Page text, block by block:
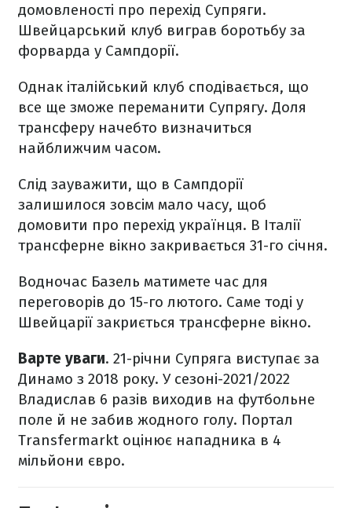
домовленості про перехід Супряги.
Швейцарський клуб виграв боротьбу за
форварда у Сампдорії.
Однак італійський клуб сподівається, що
все ще зможе переманити Супрягу. Доля
трансферу начебто визначиться
найближчим часом.
Слід зауважити, що в Сампдорії
залишилося зовсім мало часу, щоб
домовити про перехід українця. В Італії
трансферне вікно закривається 31-го січня.
Водночас Базель матимете час для
переговорів до 15-го лютого. Саме тоді у
Швейцарії закриється трансферне вікно.
Варте уваги. 21-річни Супряга виступає за
Динамо з 2018 року. У сезоні-2021/2022
Владислав 6 разів виходив на футбольне
поле й не забив жодного голу. Портал
Transfermarkt оцінює нападника в 4
мільйони євро.